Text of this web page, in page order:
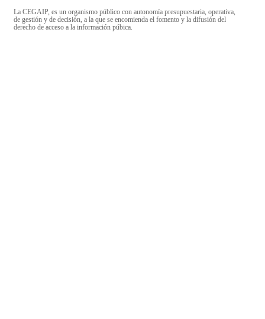
La CEGAIP, es un organismo público con autonomía presupuestaria, operativa,
de gestión y de decisión, a la que se encomienda el fomento y la difusión del
derecho de acceso a la información púbica.